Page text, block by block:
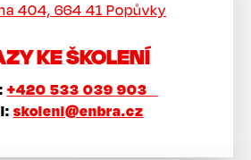
404, 664 41 Popůvky
KE ŠKOLENÍ
+420 533 039 903
skoleni@enbra.cz